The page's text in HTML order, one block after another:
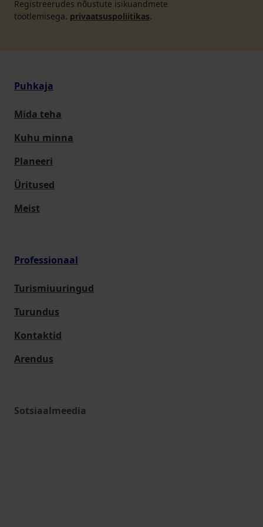
Registreerudes nõustute isikuandmete
töötlemisega. privaatsuspoliitikas.
Puhkaja
Mida teha
Kuhu minna
Planeeri
Üritused
Meist
Professionaal
Turismiuuringud
Turundus
Kontaktid
Arendus
Sotsiaalmeedia